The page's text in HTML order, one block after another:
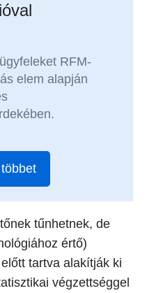
RFM-
elem alapján
tűnhetnek, de
értő)
tartva alakítják ki
végzettséggel